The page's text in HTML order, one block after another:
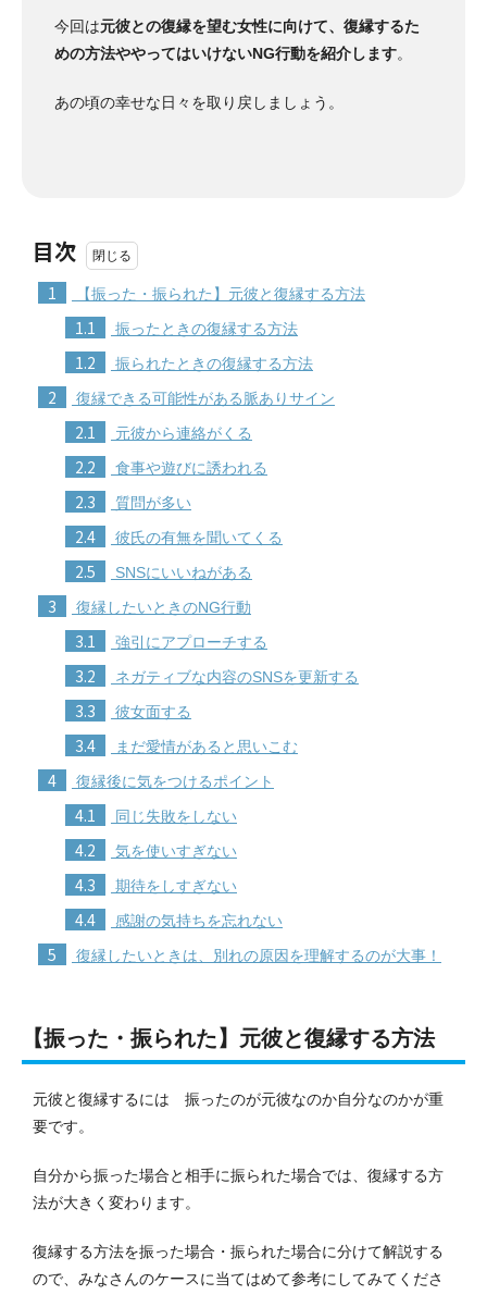
今回は元彼との復縁を望む女性に向けて、復縁するた
めの方法ややってはいけないNG行動を紹介します。
あの頃の幸せな日々を取り戻しましょう。
目次
1 【振った・振られた】元彼と復縁する方法
1.1 振ったときの復縁する方法
1.2 振られたときの復縁する方法
2 復縁できる可能性がある脈ありサイン
2.1 元彼から連絡がくる
2.2 食事や遊びに誘われる
2.3 質問が多い
2.4 彼氏の有無を聞いてくる
2.5 SNSにいいねがある
3 復縁したいときのNG行動
3.1 強引にアプローチする
3.2 ネガティブな内容のSNSを更新する
3.3 彼女面する
3.4 まだ愛情があると思いこむ
4 復縁後に気をつけるポイント
4.1 同じ失敗をしない
4.2 気を使いすぎない
4.3 期待をしすぎない
4.4 感謝の気持ちを忘れない
5 復縁したいときは、別れの原因を理解するのが大事！
【振った・振られた】元彼と復縁する方法
元彼と復縁するには 振ったのが元彼なのか自分なのかが重
要です。
自分から振った場合と相手に振られた場合では、復縁する方
法が大きく変わります。
復縁する方法を振った場合・振られた場合に分けて解説する
ので、みなさんのケースに当てはめて参考にしてみてくださ